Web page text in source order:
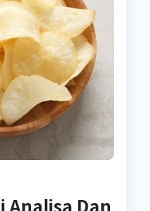
Analisa Dan